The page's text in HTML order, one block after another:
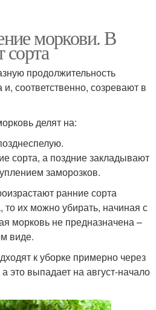
моркови. В
сорта
продолжительность
соответственно, созревают в
делят на:
сорта, а поздние закладывают
заморозков.
ранние сорта
их можно убирать, начиная с
морковь не предназначена –
виде.
к уборке примерно через
это выпадает на август-начало